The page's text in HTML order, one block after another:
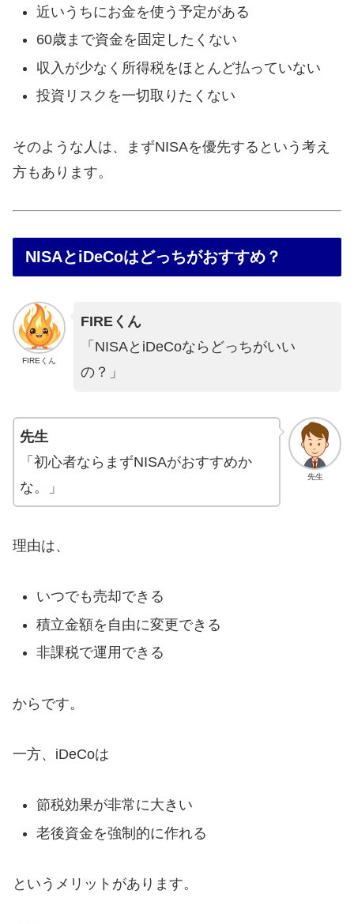
近いうちにお金を使う予定がある
60歳まで資金を固定したくない
収入が少なく所得税をほとんど払っていない
投資リスクを一切取りたくない
そのような人は、まずNISAを優先するという考え
方もあります。
NISAとiDeCoはどっちがおすすめ？
FIREくん
FIREくん
「NISAとiDeCoならどっちがいい
の？」
先生
先生
「初心者ならまずNISAがおすすめか
な。」
理由は、
いつでも売却できる
積立金額を自由に変更できる
非課税で運用できる
からです。
一方、iDeCoは
節税効果が非常に大きい
老後資金を強制的に作れる
というメリットがあります。